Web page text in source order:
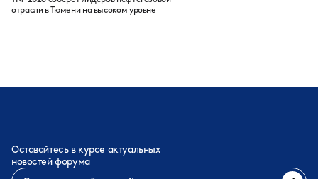
отрасли в Тюмени на высоком уровне
Оставайтесь в курсе актуальных
новостей форума